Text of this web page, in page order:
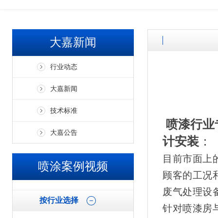
大嘉新闻
行业动态
大嘉新闻
技术标准
大嘉公告
喷涂案例视频
按行业选择
喷漆行
计安装 ：
目前市面上
顾客的工况
废气处理设
针对喷漆房